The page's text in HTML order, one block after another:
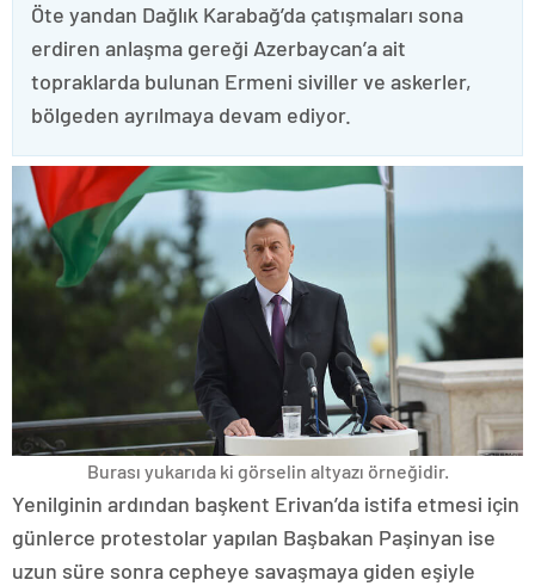
Öte yandan Dağlık Karabağ’da çatışmaları sona
erdiren anlaşma gereği Azerbaycan’a ait
topraklarda bulunan Ermeni siviller ve askerler,
bölgeden ayrılmaya devam ediyor.
Burası yukarıda ki görselin altyazı örneğidir.
Yenilginin ardından başkent Erivan’da istifa etmesi için
günlerce protestolar yapılan Başbakan Paşinyan ise
uzun süre sonra cepheye savaşmaya giden eşiyle